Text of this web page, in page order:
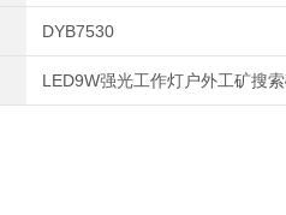
DYB7530
LED9W强光工作灯户外工矿搜